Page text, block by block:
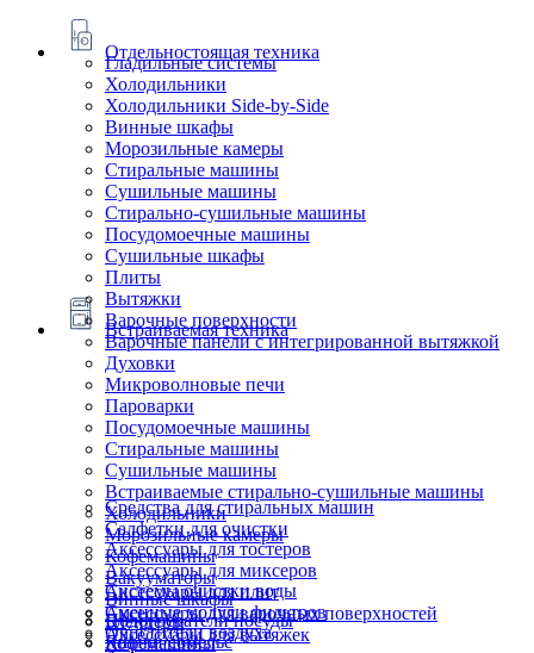
Отдельностоящая техника
Гладильные системы
Холодильники
Холодильники Side-by-Side
Винные шкафы
Морозильные камеры
Стиральные машины
Сушильные машины
Стирально-сушильные машины
Посудомоечные машины
Сушильные шкафы
Плиты
Встраиваемая техника
Вытяжки
Варочные поверхности
Варочные панели с интегрированной вытяжкой
Духовки
Микроволновые печи
Пароварки
Посудомоечные машины
Стиральные машины
Сушильные машины
Встраиваемые стирально-сушильные машины
Холодильники
Морозильные камеры
Кофемашины
Вакууматоры
Винные шкафы
Подогреватели посуды
Ящики сомелье
Блендеры
Кофемашины
Очистители воздуха
Системы очистки воды
Сменные модули фильтров
Аксессуары для тостеров
Аксессуары для миксеров
Аксессуары для плит
Аксессуары для варочных поверхностей
Аксессуары для вытяжек
Средства для стиральных машин
Салфетки для очистки